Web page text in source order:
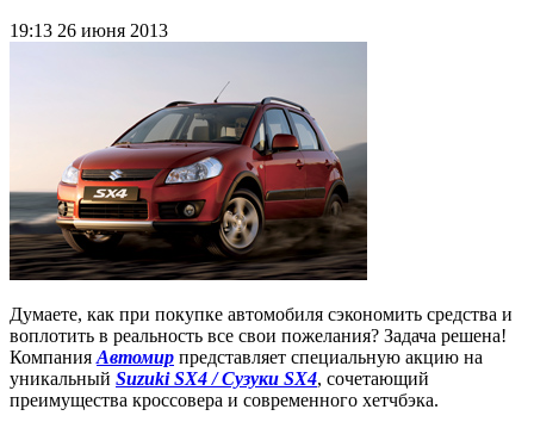
19:13 26 июня 2013
Думаете, как при покупке автомобиля сэкономить средства и
воплотить в реальность все свои пожелания? Задача решена!
Компания Автомир представляет специальную акцию на
уникальный Suzuki SX4 / Сузуки SX4, сочетающий
преимущества кроссовера и современного хетчбэка.